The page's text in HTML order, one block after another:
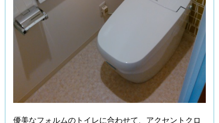
優美なフォルムのトイレに合わせて、アクセントクロ